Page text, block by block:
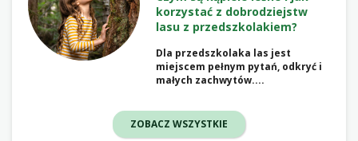
korzystać z dobrodziejstw
lasu z przedszkolakiem?
Dla przedszkolaka las jest
miejscem pełnym pytań, odkryć i
małych zachwytów....
ZOBACZ WSZYSTKIE